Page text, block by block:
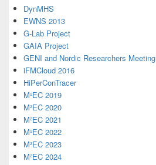
DynMHS
EWNS 2013
G-Lab Project
GAIA Project
GENI and Nordic Researchers Meeting
iFMCloud 2016
HiPerConTracer
M²EC 2019
M²EC 2020
M²EC 2021
M²EC 2022
M²EC 2023
M²EC 2024